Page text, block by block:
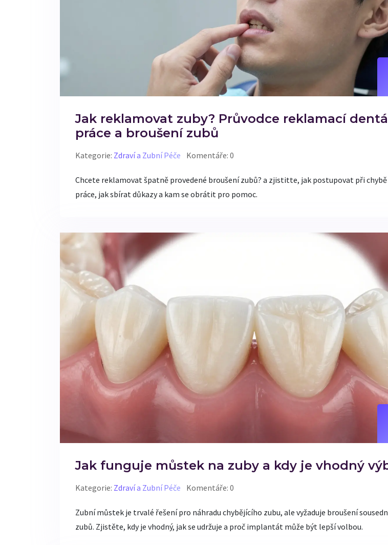
Jak reklamovat zuby? Průvodce reklamací
práce a broušení zubů
Kategorie: Zdraví a Zubní Péče Komentáře: 0
Chcete reklamovat špatně provedené broušení zubů? a zjistitte, jak postupovat při
práce, jak sbírat důkazy a kam se obrátit pro pomoc.
Jak funguje můstek na zuby a kdy je vhodný
Kategorie: Zdraví a Zubní Péče Komentáře: 0
Zubní můstek je trvalé řešení pro náhradu chybějícího zubu, ale vyžaduje broušení
zubů. Zjistěte, kdy je vhodný, jak se udržuje a proč implantát může být lepší volbou.